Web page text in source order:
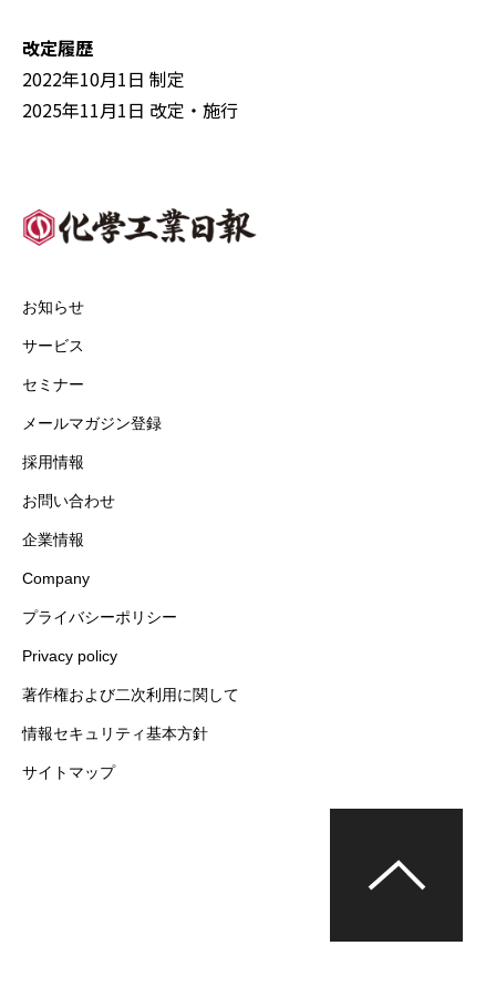
改定履歴
2022年10月1日 制定
2025年11月1日 改定・施行
お知らせ
サービス
セミナー
メールマガジン登録
採用情報
お問い合わせ
企業情報
Company
プライバシーポリシー
Privacy policy
著作権および二次利用に関して
情報セキュリティ基本方針
サイトマップ